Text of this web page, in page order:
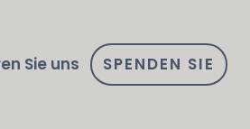
Sie uns SPENDEN SIE